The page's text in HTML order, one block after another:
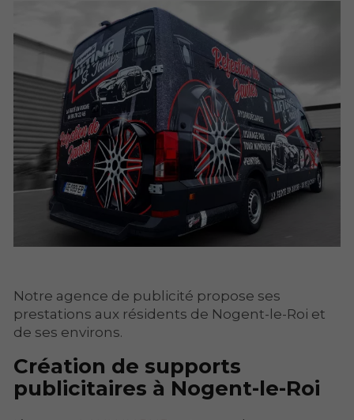
Notre agence de publicité propose ses
prestations aux résidents de Nogent-le-Roi et
de ses environs.
Création de supports
publicitaires à Nogent-le-Roi